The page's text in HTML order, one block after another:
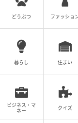
そしてもうひと
「ジアン」の食器。
どうぶつ ファッショ
暮らし 住まい
ビジネス・マ
ネー
クイズ